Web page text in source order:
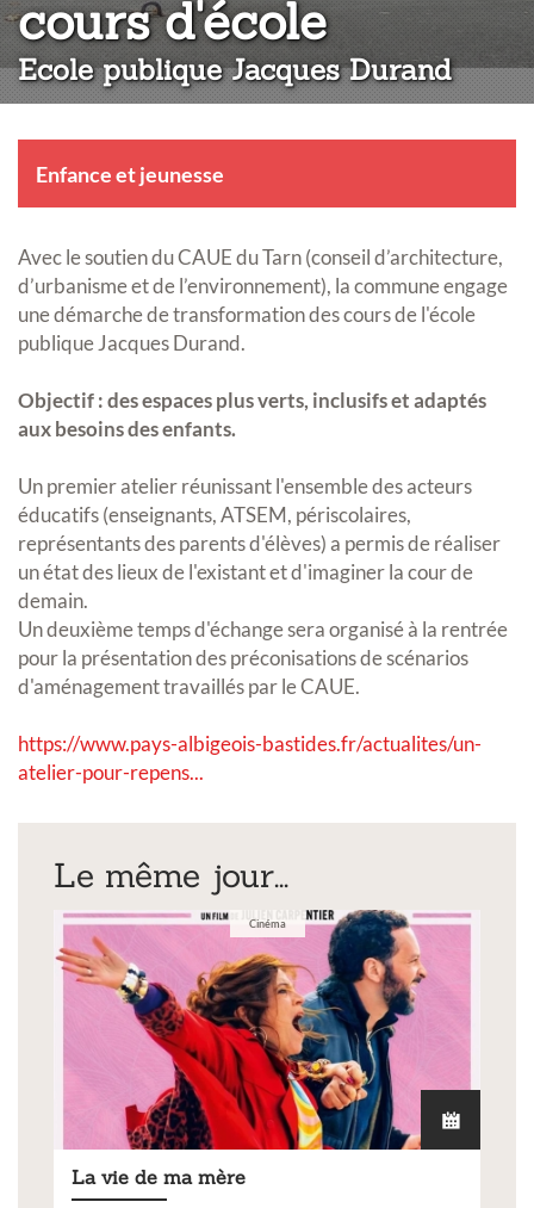
cours d'école:
Ecole publique Jacques Durand
Enfance et jeunesse
Avec le soutien du CAUE du Tarn (conseil d’architecture,
d’urbanisme et de l’environnement), la commune engage
une démarche de transformation des cours de l'école
publique Jacques Durand.
Objectif : des espaces plus verts, inclusifs et adaptés
aux besoins des enfants.
Un premier atelier réunissant l'ensemble des acteurs
éducatifs (enseignants, ATSEM, périscolaires,
représentants des parents d'élèves) a permis de réaliser
un état des lieux de l'existant et d'imaginer la cour de
demain.
Un deuxième temps d'échange sera organisé à la rentrée
pour la présentation des préconisations de scénarios
d'aménagement travaillés par le CAUE.
https://www.pays-albigeois-bastides.fr/actualites/un-
atelier-pour-repens...
Le même jour...
Cinéma
La vie de ma mère